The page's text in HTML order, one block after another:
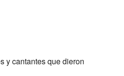
y cantantes que dieron